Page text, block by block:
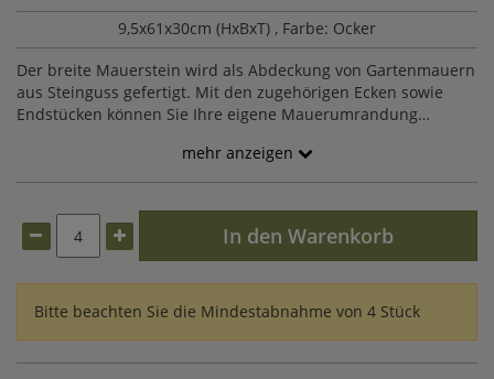
9,5x61x30cm (HxBxT) , Farbe: Ocker
Der breite Mauerstein wird als Abdeckung von Gartenmauern
aus Steinguss gefertigt. Mit den zugehörigen Ecken sowie
Endstücken können Sie Ihre eigene Mauerumrandung
mehr anzeigen
In den Warenkorb
Bitte beachten Sie die Mindestabnahme von 4 Stück